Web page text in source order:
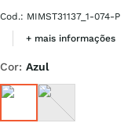
Cod.: MIMST31137_1-074-P
+ mais informações
Cor: Azul